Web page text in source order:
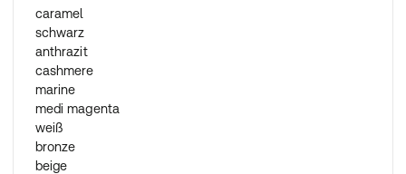
caramel
schwarz
anthrazit
cashmere
marine
medi magenta
weiß
bronze
beige